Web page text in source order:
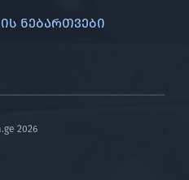
ნებართვები
2026